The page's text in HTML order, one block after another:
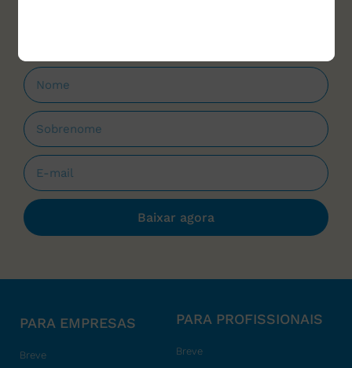
Baixar agora
PARA EMPRESAS
Breve
PARA PROFISSIONAIS
Breve